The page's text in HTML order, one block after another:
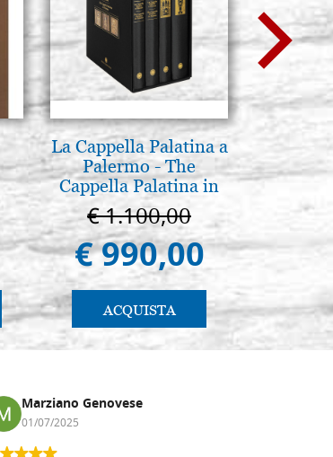
La Cappella Palatina a
Palermo - The
Cappella Palatina in
Palermo
€ 1.100,00
€ 990,00
ACQUISTA
Madre
€
€
Marziano Genovese
01/07/2025